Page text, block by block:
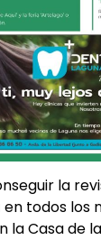
la
en todos los
la Casa de